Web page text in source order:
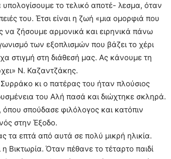
το τελικό αποτέ- λεσμα, όταν
του. Έτσι είναι η ζωή «μια ομορφιά που
να ζήσουμε αρμονικά και ειρηνικά πάνω
των εξοπλισμών που βάζει το χέρι
στιγμή στη διάθεσή μας. Ας κάνουμε τη
Ν. Καζαντζάκης.
κι ο πατέρας του ήταν πλούσιος
του Αλή πασά και διώχτηκε σκληρά.
όπου σπούδασε φιλόλογος και κατόπιν
στην Έξοδο.
τα επτά από αυτά σε πολύ μικρή ηλικία.
Βικτωρία. Όταν πέθανε το τέταρτο παιδί